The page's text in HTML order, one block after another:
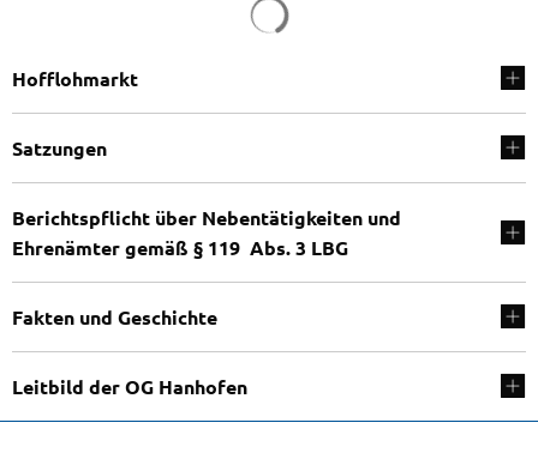
Hofflohmarkt
Satzungen
Berichtspflicht über Nebentätigkeiten und
Ehrenämter gemäß § 119 Abs. 3 LBG
Fakten und Geschichte
Leitbild der OG Hanhofen